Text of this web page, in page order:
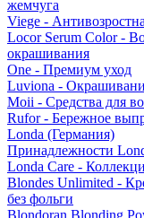
жемчуга
Viege -
Locor Serum Color -
окрашивания
One - Премиум уход
Luviona -
Moii - Средства для
Rufor - Бережное
Londa (Германия)
Принадлежности
Londa Care -
Blondes Unlimited -
без фольги
Blondoran Blonding